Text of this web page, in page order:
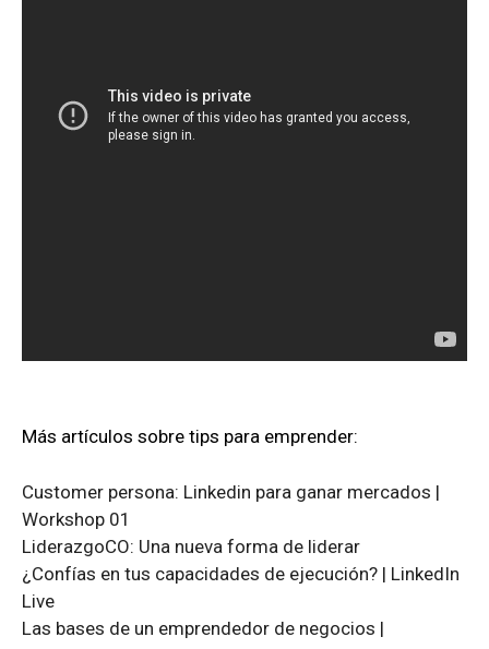
Más artículos sobre tips para emprender:
Customer persona: Linkedin para ganar mercados |
Workshop 01
LiderazgoCO: Una nueva forma de liderar
¿Confías en tus capacidades de ejecución? | LinkedIn
Live
Las bases de un emprendedor de negocios |